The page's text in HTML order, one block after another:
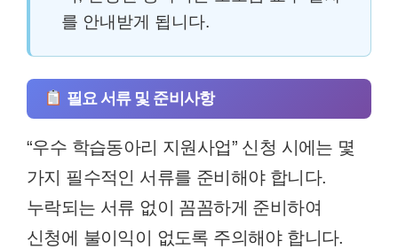
를 안내받게 됩니다.
필요 서류 및 준비사항
“우수 학습동아리 지원사업” 신청 시에는 몇
가지 필수적인 서류를 준비해야 합니다.
누락되는 서류 없이 꼼꼼하게 준비하여
신청에 불이익이 없도록 주의해야 합니다.